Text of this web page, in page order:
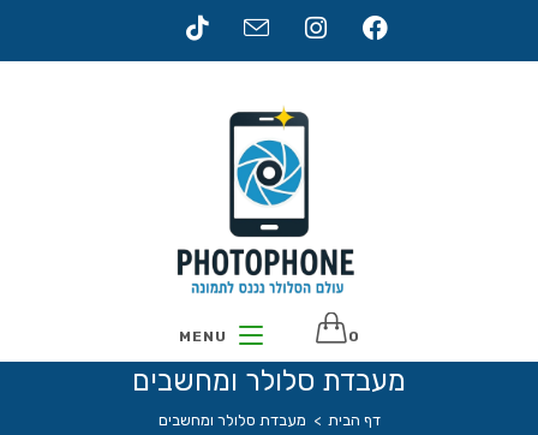
0
MENU
מעבדת סלולר ומחשבים
דף הבית > מעבדת סלולר ומחשבים